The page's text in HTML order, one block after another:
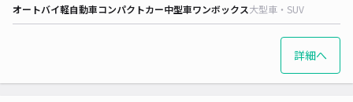
オートバイ軽自動車コンパクトカー中型車ワンボックス大型車・SUV
詳細へ